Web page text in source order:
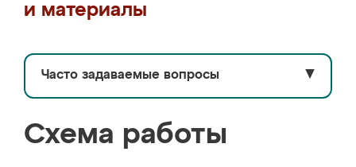
и материалы
Часто задаваемые вопросы ▼
Схема работы